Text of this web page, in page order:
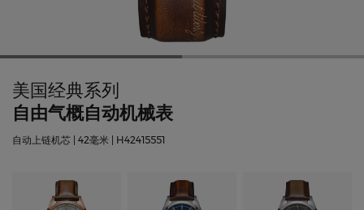
美国经典系列
自由气概自动机械表
自动上链机芯 | 42毫米 | H42415551